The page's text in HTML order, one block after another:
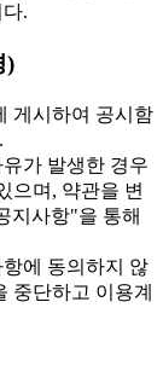
.
)
게시하여 공시함
가 발생한 경우
으며, 약관을 변
지사항"을 통해
에 동의하지 않
중단하고 이용계